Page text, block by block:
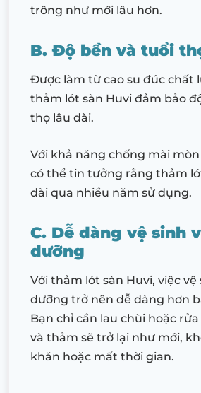
trông như mới lâu hơn.
B. Độ bền và tuổi
Được làm từ cao su đúc chất
thảm lót sàn Huvi đảm bảo
thọ lâu dài.
Với khả năng chống mài
có thể tin tưởng rằng thảm
dài qua nhiều năm sử dụng.
C. Dễ dàng vệ sinh
dưỡng
Với thảm lót sàn Huvi, việc vệ
dưỡng trở nên dễ dàng hơn
Bạn chỉ cần lau chùi hoặc
và thảm sẽ trở lại như mới,
khăn hoặc mất thời gian.